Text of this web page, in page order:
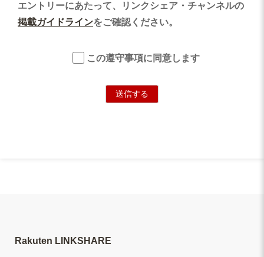
エントリーにあたって、リンクシェア・チャンネルの
掲載ガイドラインをご確認ください。
この遵守事項に同意します
Rakuten LINKSHARE